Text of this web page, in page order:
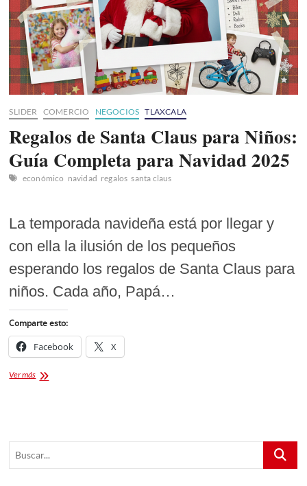
SLIDER COMERCIO NEGOCIOS TLAXCALA
Regalos de Santa Claus para Niños:
Guía Completa para Navidad 2025
económico navidad regalos santa claus
La temporada navideña está por llegar y
con ella la ilusión de los pequeños
esperando los regalos de Santa Claus para
niños. Cada año, Papá…
Comparte esto:
Facebook X
Ver másRegalos
Completa
para
Buscar...